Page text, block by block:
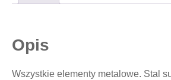
Opis
Wszystkie elementy metalowe. Stal